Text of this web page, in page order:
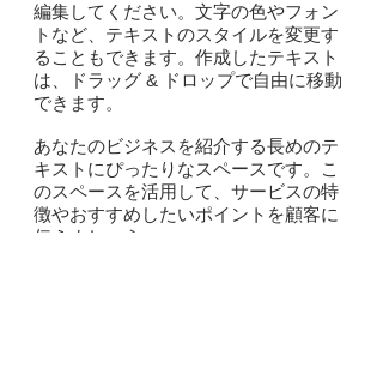
編集してください。文字の色やフォン
トなど、テキストのスタイルを変更す
ることもできます。作成したテキスト
は、ドラッグ & ドロップで自由に移動
できます。
あなたのビジネスを紹介する長めのテ
キストにぴったりなスペースです。こ
のスペースを活用して、サービスの特
徴やおすすめしたいポイントを顧客に
伝えましょう。